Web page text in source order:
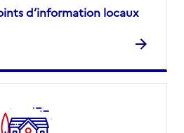
d’information locaux